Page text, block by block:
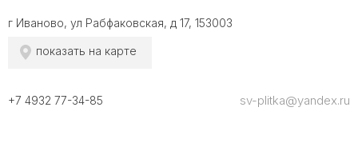
г Иваново, ул Рабфаковская, д 17, 153003
показать на карте
+7 4932 77-34-85 sv-plitka@yandex.ru